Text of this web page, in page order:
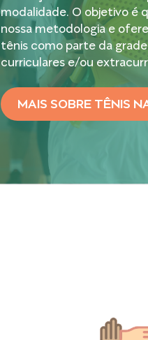
modalidade. O objetivo é
nossa metodologia e
tênis como parte da
curriculares e/ou
MAIS SOBRE TÊNIS